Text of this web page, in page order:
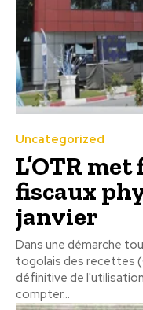
Uncategorized
L’OTR
fiscaux
janvier
Dans une démarche
togolais des recettes
définitive de
compter...